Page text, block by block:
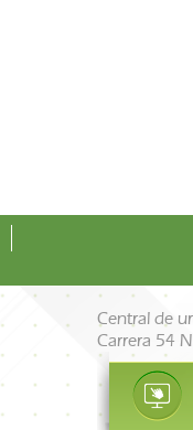
Central de
Carrera 54